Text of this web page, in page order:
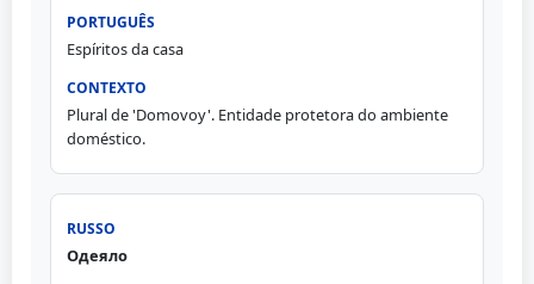
Espíritos da casa
Plural de 'Domovoy'. Entidade protetora do ambiente
doméstico.
Одеяло